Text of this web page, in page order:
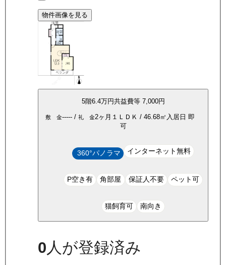
物件画像を見る
5階6.4万円共益費等 7,000円
敷 金-----/ 礼 金2ヶ月 １ＬＤＫ / 46.68㎡ 入居日 即
可
360°パノラマ インターネット無料
P空き有 角部屋 保証人不要 ペット可
猫飼育可 南向き
0 人が登録済み